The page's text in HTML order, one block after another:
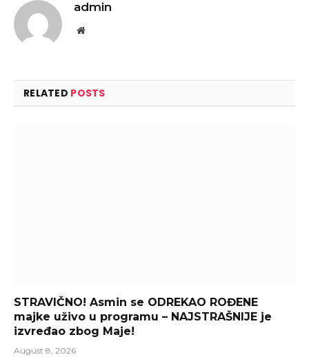
admin
Website
RELATED POSTS
STRAVIČNO! Asmin se ODREKAO ROĐENE
majke uživo u programu – NAJSTRAŠNIJE je
izvređao zbog Maje!
August 8, 2026